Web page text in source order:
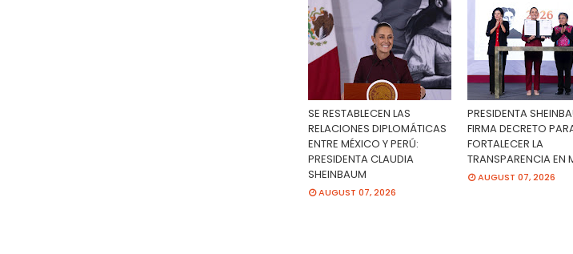
SE RESTABLECEN LAS
RELACIONES DIPLOMÁTICAS
ENTRE MÉXICO Y PERÚ:
PRESIDENTA CLAUDIA
SHEINBAUM
AUGUST 07, 2026
PRESIDENTA
FIRMA DECRETO
FORTALECER LA
TRANSPARENCIA EN
AUGUST 07, 2026